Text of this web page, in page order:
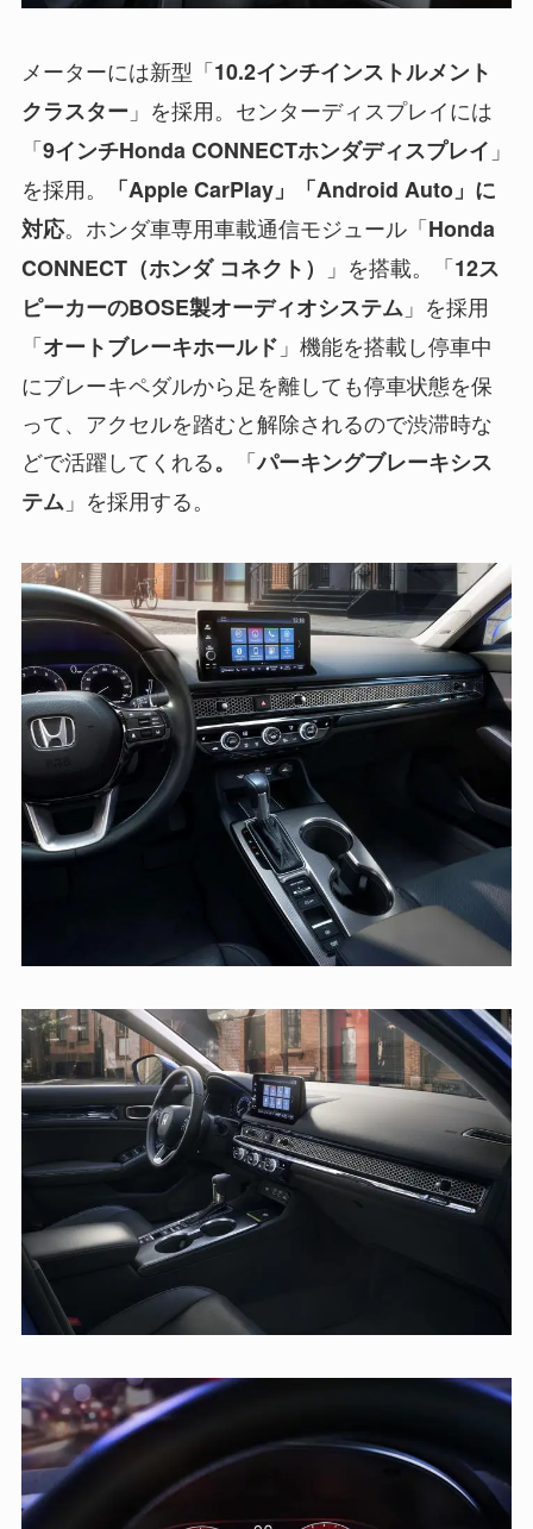
メーターには新型「10.2インチインストルメント
クラスター 」を採用。センターディスプレイには
「9インチHonda CONNECTホンダディスプレイ 」
を採用。
「Apple CarPlay」「Android Auto」に
対応。ホンダ車専用車載通信モジュール「Honda
CONNECT（ホンダ コネクト）
」を搭載。「12ス
ピーカーのBOSE製オーディオシステム 」を採用
「オートブレーキホールド 」機能を搭載し停車中
にブレーキペダルから足を離しても停車状態を保
って、アクセルを踏むと解除されるので渋滞時な
どで活躍してくれる。 「パーキングブレーキシス
テム 」を採用する。